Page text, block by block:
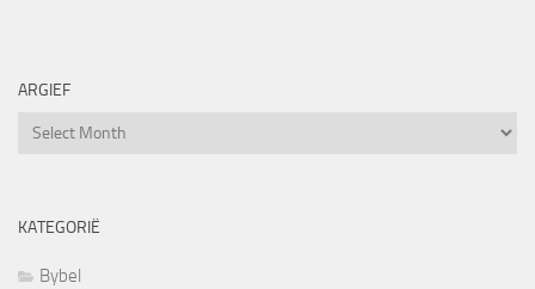
ARGIEF
Argief
KATEGORIË
Bybel